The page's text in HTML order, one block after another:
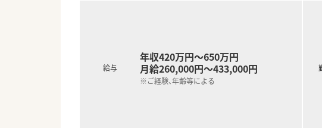
給与
年収420万円～650万円
月給260,000円～433,000円
※ご経験、年齢等による